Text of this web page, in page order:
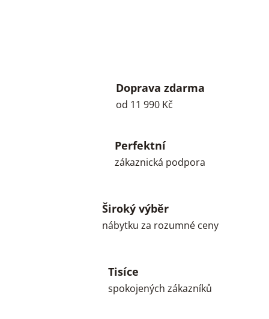
Doprava zdarma
od 11 990 Kč
Perfektní
zákaznická podpora
Široký výběr
nábytku za rozumné ceny
Tisíce
spokojených zákazníků